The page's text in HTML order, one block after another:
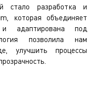
стало разработка и
которая объединяет
адаптирована под
позволила нам
улучшить процессы